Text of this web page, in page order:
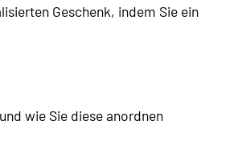
Geschenk, indem Sie ein
wie Sie diese anordnen